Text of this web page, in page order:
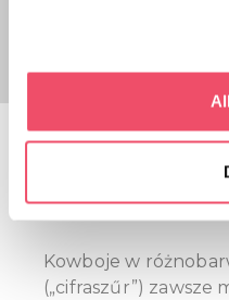
If you allow, we would also
which can be
Identify your device
specific
and set your preferences
Hortobágyi
– Hortobágy
Pasterskie
Kowboje w
(„cifraszűr”) zawsze